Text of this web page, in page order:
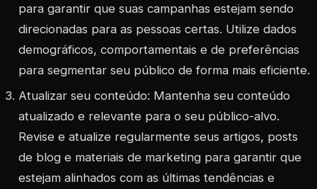
para garantir que suas campanhas estejam sendo
direcionadas para as pessoas certas. Utilize dados
demográficos, comportamentais e de preferências
para segmentar seu público de forma mais eficiente.
Atualizar seu conteúdo: Mantenha seu conteúdo
atualizado e relevante para o seu público-alvo.
Revise e atualize regularmente seus artigos, posts
de blog e materiais de marketing para garantir que
estejam alinhados com as últimas tendências e